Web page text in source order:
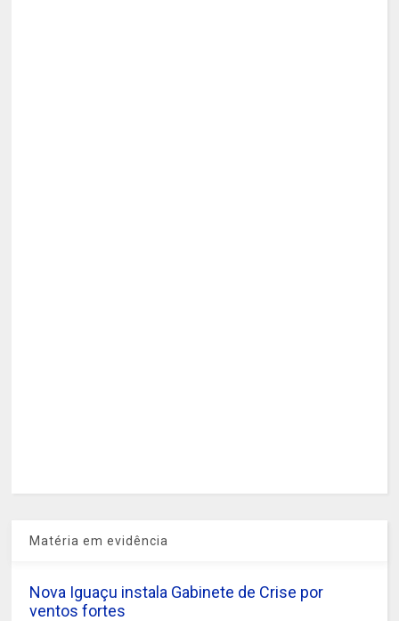
Matéria em evidência
Nova Iguaçu instala Gabinete de Crise por
ventos fortes